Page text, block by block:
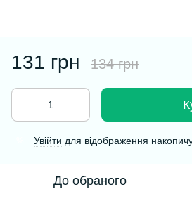
131 грн 134 грн
Увійти для відображення
До обраного